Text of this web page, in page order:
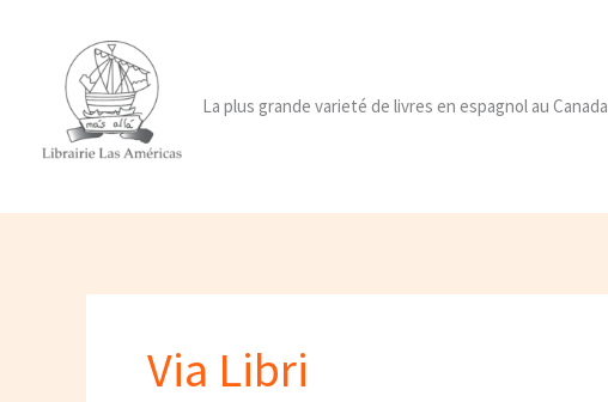
contenido
La plus grande varieté de livres en espagnol au Canada
Via Libri